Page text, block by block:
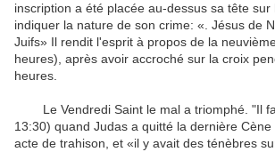
inscription a été placée au-dessus sa tête sur
indiquer la nature de son crime: « Jésus de
Juifs» Il rendit l'esprit à propos de la
heures) après avoir accroché sur la croix
heures
Le Vendredi Saint le mal a triomphé "Il
13:30) quand Judas a quitté la dernière Cène
acte de trahison et «il y avait des ténèbres